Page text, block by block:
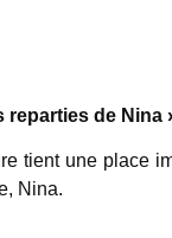
reparties de Nina
tient une place
Nina.